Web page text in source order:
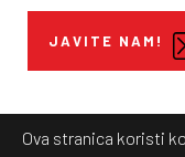
Ova stranica koristi
JAVITE NAM!